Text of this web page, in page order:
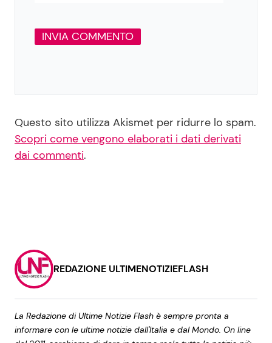
Questo sito utilizza Akismet per ridurre lo spam.
Scopri come vengono elaborati i dati derivati
dai commenti.
REDAZIONE ULTIMENOTIZIEFLASH
La Redazione di Ultime Notizie Flash è sempre pronta a
informare con le ultime notizie dall'Italia e dal Mondo. On line